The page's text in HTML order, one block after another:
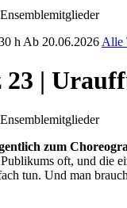
h Ab 20.06.2026 Alle
23 |
zum
Publikums oft, und die
tun. Und man